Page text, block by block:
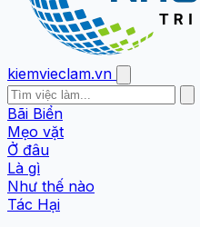
kiemvieclam.vn
Bãi Biển
Mẹo vặt
Ở đâu
Là gì
Như thế nào
Tác Hại